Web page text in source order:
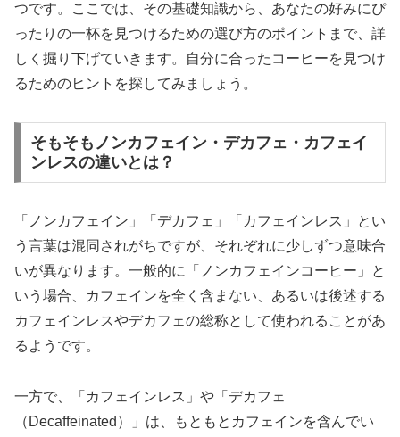
つです。ここでは、その基礎知識から、あなたの好みにぴ
ったりの一杯を見つけるための選び方のポイントまで、詳
しく掘り下げていきます。自分に合ったコーヒーを見つけ
るためのヒントを探してみましょう。
そもそもノンカフェイン・デカフェ・カフェイ
ンレスの違いとは？
「ノンカフェイン」「デカフェ」「カフェインレス」とい
う言葉は混同されがちですが、それぞれに少しずつ意味合
いが異なります。一般的に「ノンカフェインコーヒー」と
いう場合、カフェインを全く含まない、あるいは後述する
カフェインレスやデカフェの総称として使われることがあ
るようです。
一方で、「カフェインレス」や「デカフェ
（Decaffeinated）」は、もともとカフェインを含んでい